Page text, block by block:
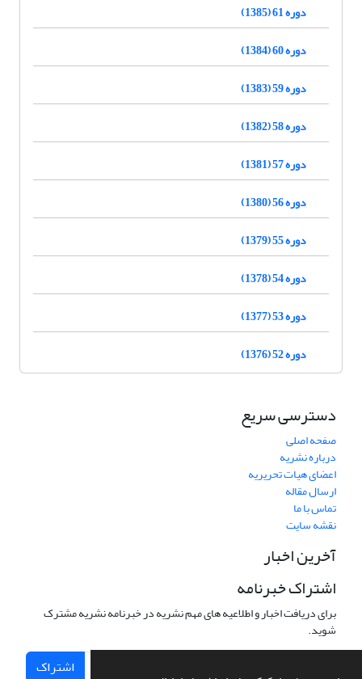
دوره 61 (1385)
دوره 60 (1384)
دوره 59 (1383)
دوره 58 (1382)
دوره 57 (1381)
دوره 56 (1380)
دوره 55 (1379)
دوره 54 (1378)
دوره 53 (1377)
دوره 52 (1376)
دسترسی سریع
صفحه اصلی
درباره نشریه
اعضای هیات تحریریه
ارسال مقاله
تماس با ما
نقشه سایت
آخرین اخبار
اشتراک خبرنامه
برای دریافت اخبار و اطلاعیه های مهم نشریه در خبرنامه نشریه مشترک
شوید.
اشتراک